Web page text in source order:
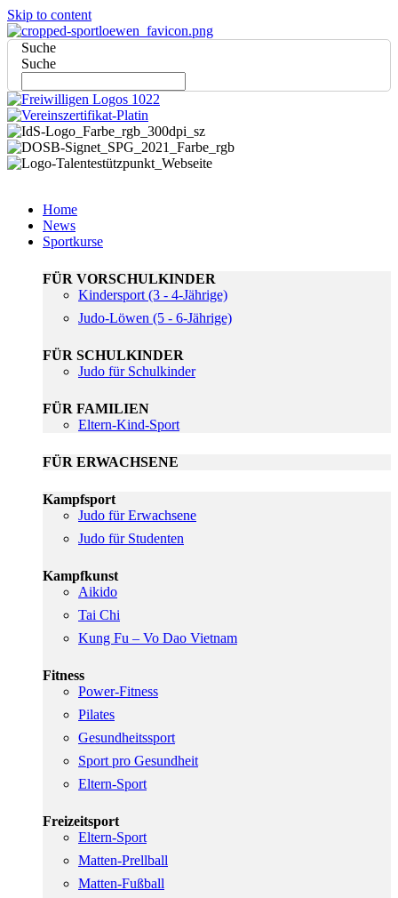
Skip to content
Suche
Suche
Home
News
Sportkurse
FÜR VORSCHULKINDER
Kindersport (3 - 4-Jährige)
Judo-Löwen (5 - 6-Jährige)
FÜR SCHULKINDER
Judo für Schulkinder
FÜR FAMILIEN
Eltern-Kind-Sport
FÜR ERWACHSENE
Kampfsport
Judo für Erwachsene
Judo für Studenten
Kampfkunst
Aikido
Tai Chi
Kung Fu – Vo Dao Vietnam
Fitness
Power-Fitness
Pilates
Gesundheitssport
Sport pro Gesundheit
Eltern-Sport
Freizeitsport
Eltern-Sport
Matten-Prellball
Matten-Fußball